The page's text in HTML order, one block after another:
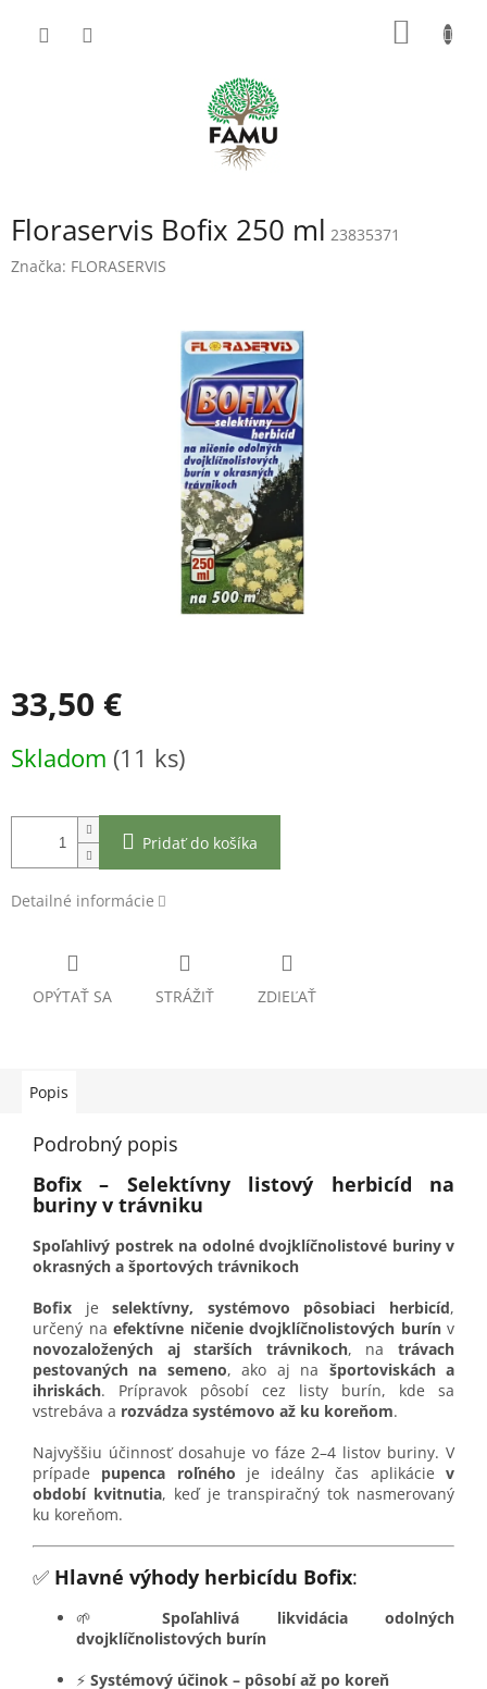
Floraservis Bofix 250 ml 23835371
Značka: FLORASERVIS
33,50 €
cena:
Skladom (11 ks)
Pridať do košíka
Detailné informácie
OPÝTAŤ SA STRÁŽIŤ ZDIEĽAŤ
Popis
Podrobný popis
Bofix – Selektívny listový herbicíd na
buriny v trávniku
Spoľahlivý postrek na odolné dvojklíčnolistové buriny v
okrasných a športových trávnikoch
Bofix jeselektívny, systémovo pôsobiaci herbicíd,
určený na efektívne ničenie dvojklíčnolistových burínv
novozaložených aj starších trávnikoch, natrávach
pestovaných na semeno, ako aj na športoviskách a
ihriskách. Prípravok pôsobí cez listy burín, kde sa
vstrebáva a rozvádza systémovo až ku koreňom.
Najvyššiu účinnosť dosahuje vo fáze 2–4 listov buriny. V
prípade pupenca roľného je ideálny čas aplikáciev
období kvitnutia, keď je transpiračný tok nasmerovaný
ku koreňom.
✅ Hlavné výhody herbicídu Bofix:
🌱 Spoľahlivá likvidácia odolných
dvojklíčnolistových burín
⚡ Systémový účinok – pôsobí až po koreň